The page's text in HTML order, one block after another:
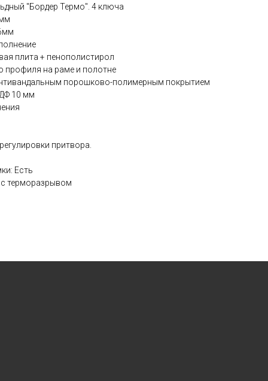
"Бордер Термо". 4 ключа
плита + пенополистирол
профиля на раме и полотне
порошково-полимерным покрытием
10 мм
притвора.
Есть
терморазрывом